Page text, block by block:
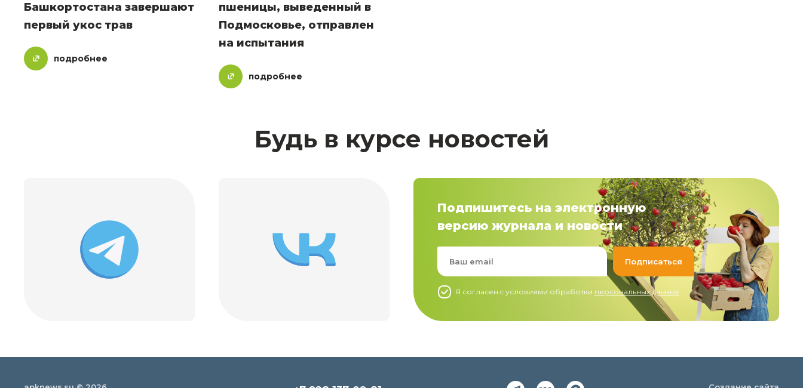
Башкортостана завершают
первый укос трав
подробнее
пшеницы, выведенный в
Подмосковье, отправлен
на испытания
подробнее
Будь в курсе новостей
Подпишитесь на электронную
версию журнала и новости
Я согласен c условиями обработки персональных данных